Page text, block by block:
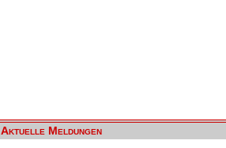
Aktuelle Meldungen